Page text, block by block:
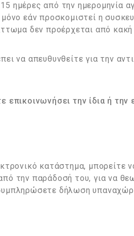
ημέρες από την ημερομηνία
εάν προσκομιστεί η
δεν προέρχεται από
να απευθυνθείτε για την
επικοινωνήσει την ίδια ή την
κατάστημα, μπορείτε
την παράδοσή του, για να
δήλωση